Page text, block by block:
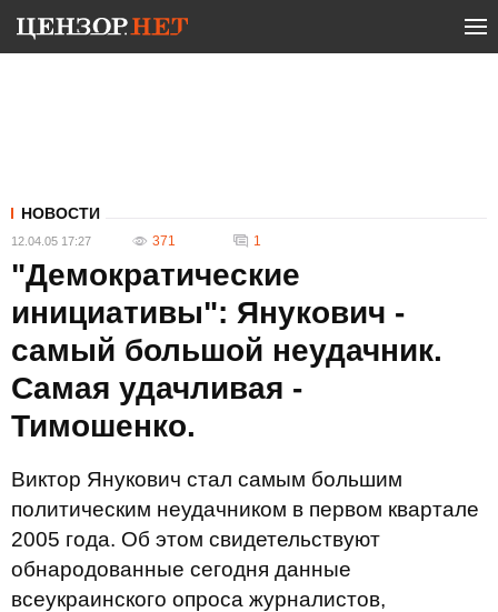
НОВОСТИ
12.04.05 17:27 371 1
"Демократические
инициативы": Янукович -
самый большой неудачник.
Самая удачливая -
Тимошенко.
Виктор Янукович стал самым большим
политическим неудачником в первом квартале
2005 года. Об этом свидетельствуют
обнародованные сегодня данные
всеукраинского опроса журналистов,